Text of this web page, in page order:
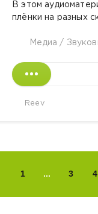
В этом
плёнки на разных
Медиа /
Reev
1 ... 3 4